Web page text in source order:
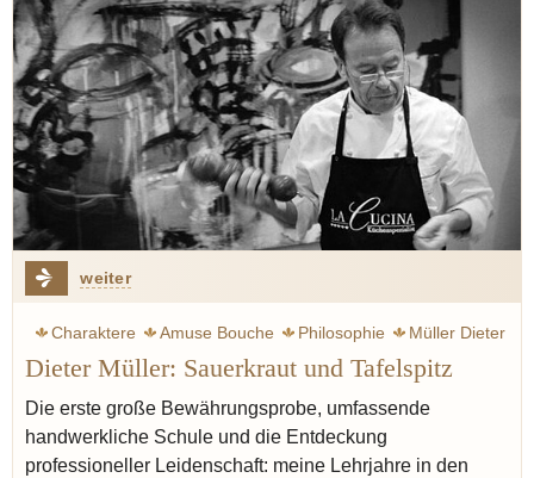
weiter
Charaktere Amuse Bouche Philosophie
Müller Dieter
Tafelspitz
Kartoffel Fisch Schwarzwald
Müller Jörg
Sauerkraut
Baden Meerrettich
Dieter Müller: Sauerkraut und Tafelspitz
Die erste große Bewährungsprobe, umfassende
handwerkliche Schule und die Entdeckung
professioneller Leidenschaft: meine Lehrjahre in den